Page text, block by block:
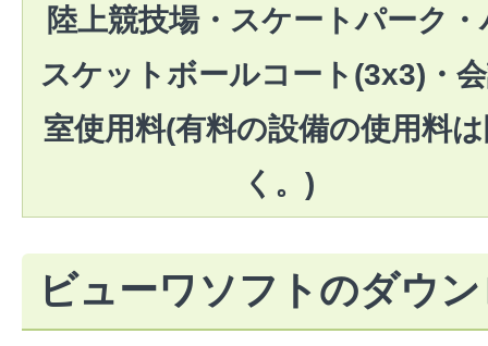
陸上競技場・スケートパーク・
スケットボールコート(3x3)・
室使用料(有料の設備の使用料
く。)
ビューワソフトのダウ